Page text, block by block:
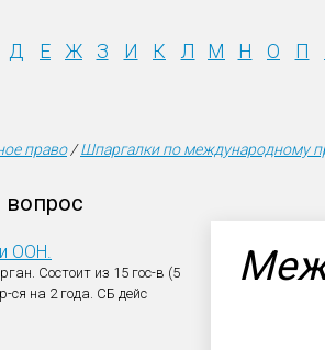
Д Е Ж З И К Л М Н О П
право/Шпаргалки по международному
ООН.
Состоит из 15 гос-в (5
ся на 2 года. СБ дейс